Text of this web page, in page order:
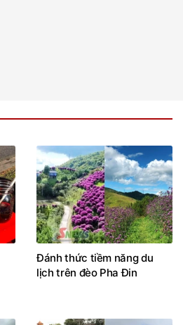
Đánh thức tiềm năng du
lịch trên đèo Pha Đin